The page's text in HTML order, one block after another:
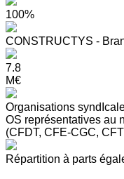
100%
CONSTRUCTYS -
7.8
M€
Organisations
OS représentatives au
(CFDT, CFE-CGC,
Répartition à parts